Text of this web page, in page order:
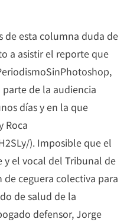
de esta columna duda de
a asistir el reporte que
de la audiencia
días y en la que
Roca
). Imposible que el
y el vocal del Tribunal de
de ceguera colectiva para
de salud de la
defensor, Jorge